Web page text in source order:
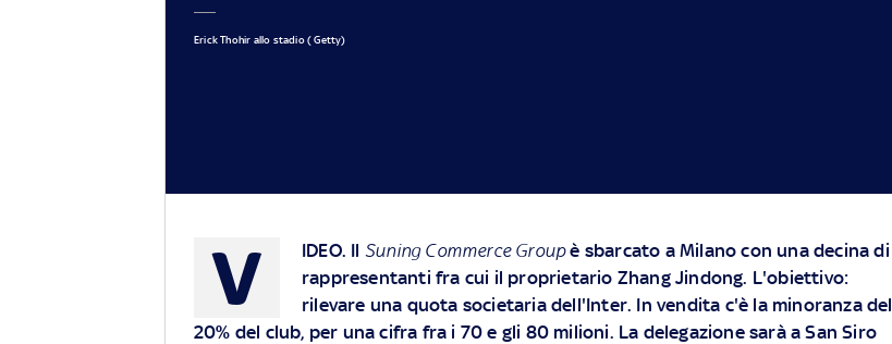
Erick Thohir allo stadio ( Getty)
V IDEO. Il Suning Commerce Groupè sbarcato a Milano con una decina di
rappresentanti fra cui il proprietario Zhang Jindong. L'obiettivo:
rilevare una quota societaria dell'Inter. In vendita c'è la minoranza del
20% del club, per una cifra fra i 70 e gli 80 milioni. La delegazione sarà a San Siro